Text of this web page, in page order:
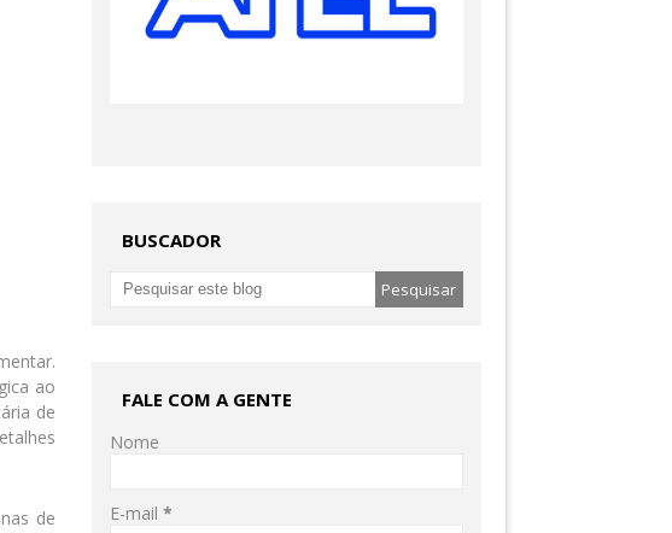
ao
de
de
BUSCADOR
FALE COM A GENTE
Nome
E-mail*